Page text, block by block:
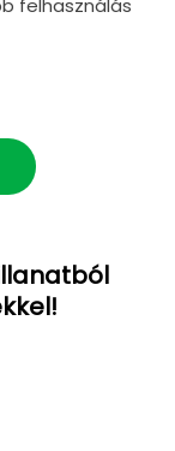
felhasználás